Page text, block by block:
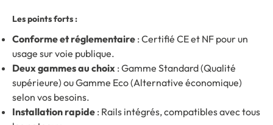
Les points forts :
Conforme et réglementaire : Certifié CE et NF pour un
usage sur voie publique.
Deux gammes au choix : Gamme Standard (Qualité
supérieure) ou Gamme Eco (Alternative économique)
selon vos besoins.
Installation rapide : Rails intégrés, compatibles avec tous